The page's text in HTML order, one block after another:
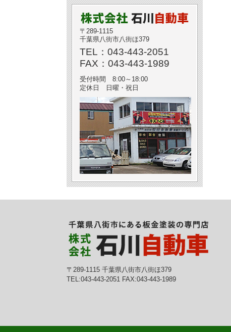
〒289-1115
千葉県八街市八街ほ379
TEL：043-443-2051
FAX：043-443-1989
受付時間 8:00～18:00
定休日 日曜・祝日
〒289-1115 千葉県八街市八街ほ379
TEL:043-443-2051 FAX:043-443-1989